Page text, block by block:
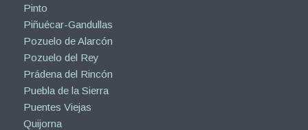
Pinto
Piñuécar-Gandullas
Pozuelo de Alarcón
Pozuelo del Rey
Prádena del Rincón
Puebla de la Sierra
Puentes Viejas
Quijorna